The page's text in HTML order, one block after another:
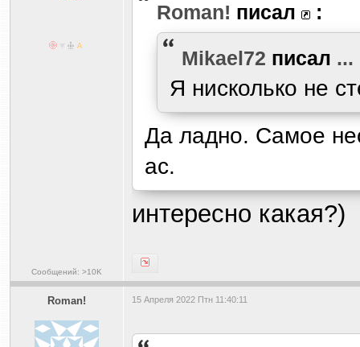
Сообщений: >10K
Roman! писал :
Mikael72 писал ...
Я нисколько не
Да ладно. Самое
ас.
интересно какая?)
Roman! 15 Апреля 2022 Птн 11:40:11